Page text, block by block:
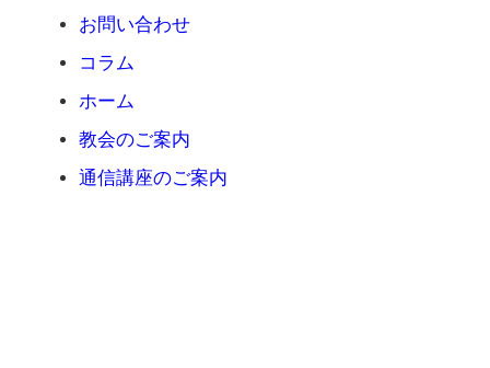
お問い合わせ
コラム
ホーム
教会のご案内
通信講座のご案内